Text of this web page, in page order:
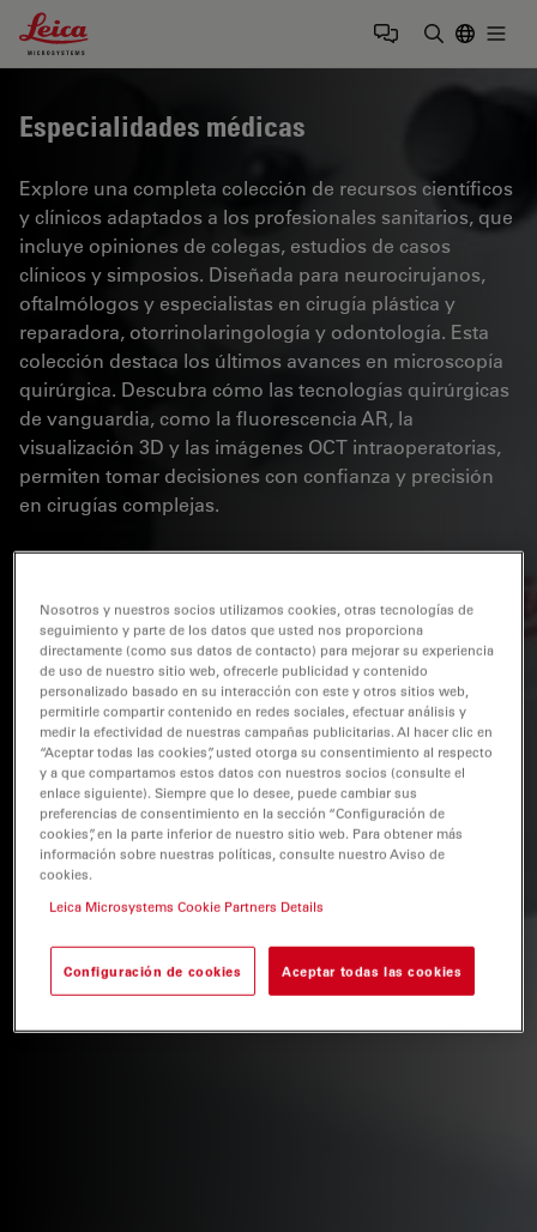
Leica Microsystems Logo
Especialidades médicas
Explore una completa colección de recursos científicos
y clínicos adaptados a los profesionales sanitarios, que
incluye opiniones de colegas, estudios de casos
clínicos y simposios. Diseñada para neurocirujanos,
oftalmólogos y especialistas en cirugía plástica y
reparadora, otorrinolaringología y odontología. Esta
colección destaca los últimos avances en microscopía
quirúrgica. Descubra cómo las tecnologías quirúrgicas
de vanguardia, como la fluorescencia AR, la
visualización 3D y las imágenes OCT intraoperatorias,
permiten tomar decisiones con confianza y precisión
en cirugías complejas.
Nosotros y nuestros socios utilizamos cookies, otras tecnologías de
seguimiento y parte de los datos que usted nos proporciona
directamente (como sus datos de contacto) para mejorar su experiencia
de uso de nuestro sitio web, ofrecerle publicidad y contenido
personalizado basado en su interacción con este y otros sitios web,
permitirle compartir contenido en redes sociales, efectuar análisis y
medir la efectividad de nuestras campañas publicitarias. Al hacer clic en
“Aceptar todas las cookies”, usted otorga su consentimiento al respecto
y a que compartamos estos datos con nuestros socios (consulte el
enlace siguiente). Siempre que lo desee, puede cambiar sus
preferencias de consentimiento en la sección “Configuración de
cookies”, en la parte inferior de nuestro sitio web. Para obtener más
información sobre nuestras políticas, consulte nuestro Aviso de
cookies.
Leica Microsystems Cookie Partners Details
Configuración de cookies Aceptar todas las cookies